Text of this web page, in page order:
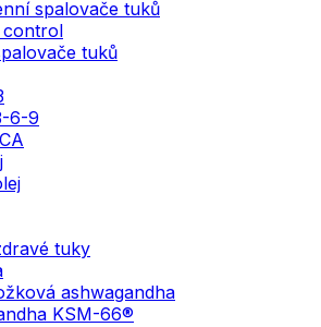
spalovače tuků
control
tuků
6-9
tuky
ashwagandha
KSM-66®